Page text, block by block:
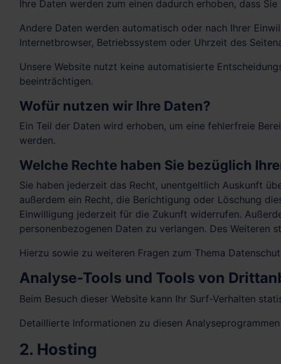
Ihre Daten werden zum einen dadurch erhoben, dass
Andere Daten werden automatisch oder nach Ihrer
Internetbrowser, Betriebssystem oder Uhrzeit des
Unsere Website nutzt keine automatisierte
beeinträchtigen.
Wofür nutzen wir Ihre Daten?
Ein Teil der Daten wird erhoben, um eine fehlerfreie
werden.
Welche Rechte haben Sie bezüglich
Sie haben jederzeit das Recht, unentgeltlich Auskunft
außerdem ein Recht, die Berichtigung oder Löschung
Einwilligung jederzeit für die Zukunft widerrufen.
personenbezogenen Daten zu verlangen. Des Weiteren
Hierzu sowie zu weiteren Fragen zum Thema
Analyse-Tools und Tools von
Beim Besuch dieser Website kann Ihr Surf-Verhalten
Detaillierte Informationen zu diesen
2. Hosting